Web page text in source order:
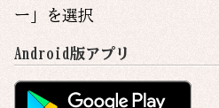
ー 」を選択
Android版アプリ